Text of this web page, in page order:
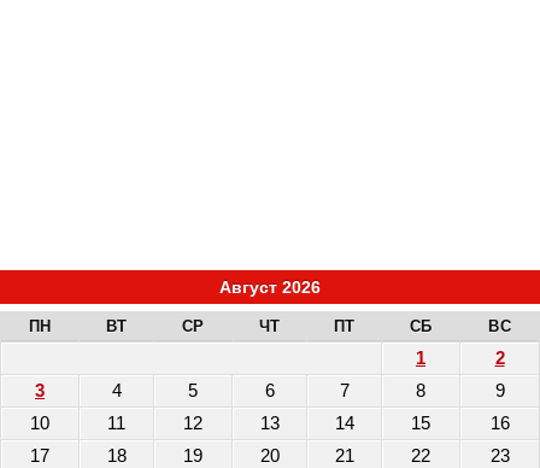
Август 2026
ПН ВТ СР ЧТ ПТ СБ ВС
1
2
3
4 5 6 7 8
9
10
11 12 13 14 15
16
17
18 19 20 21 22
23